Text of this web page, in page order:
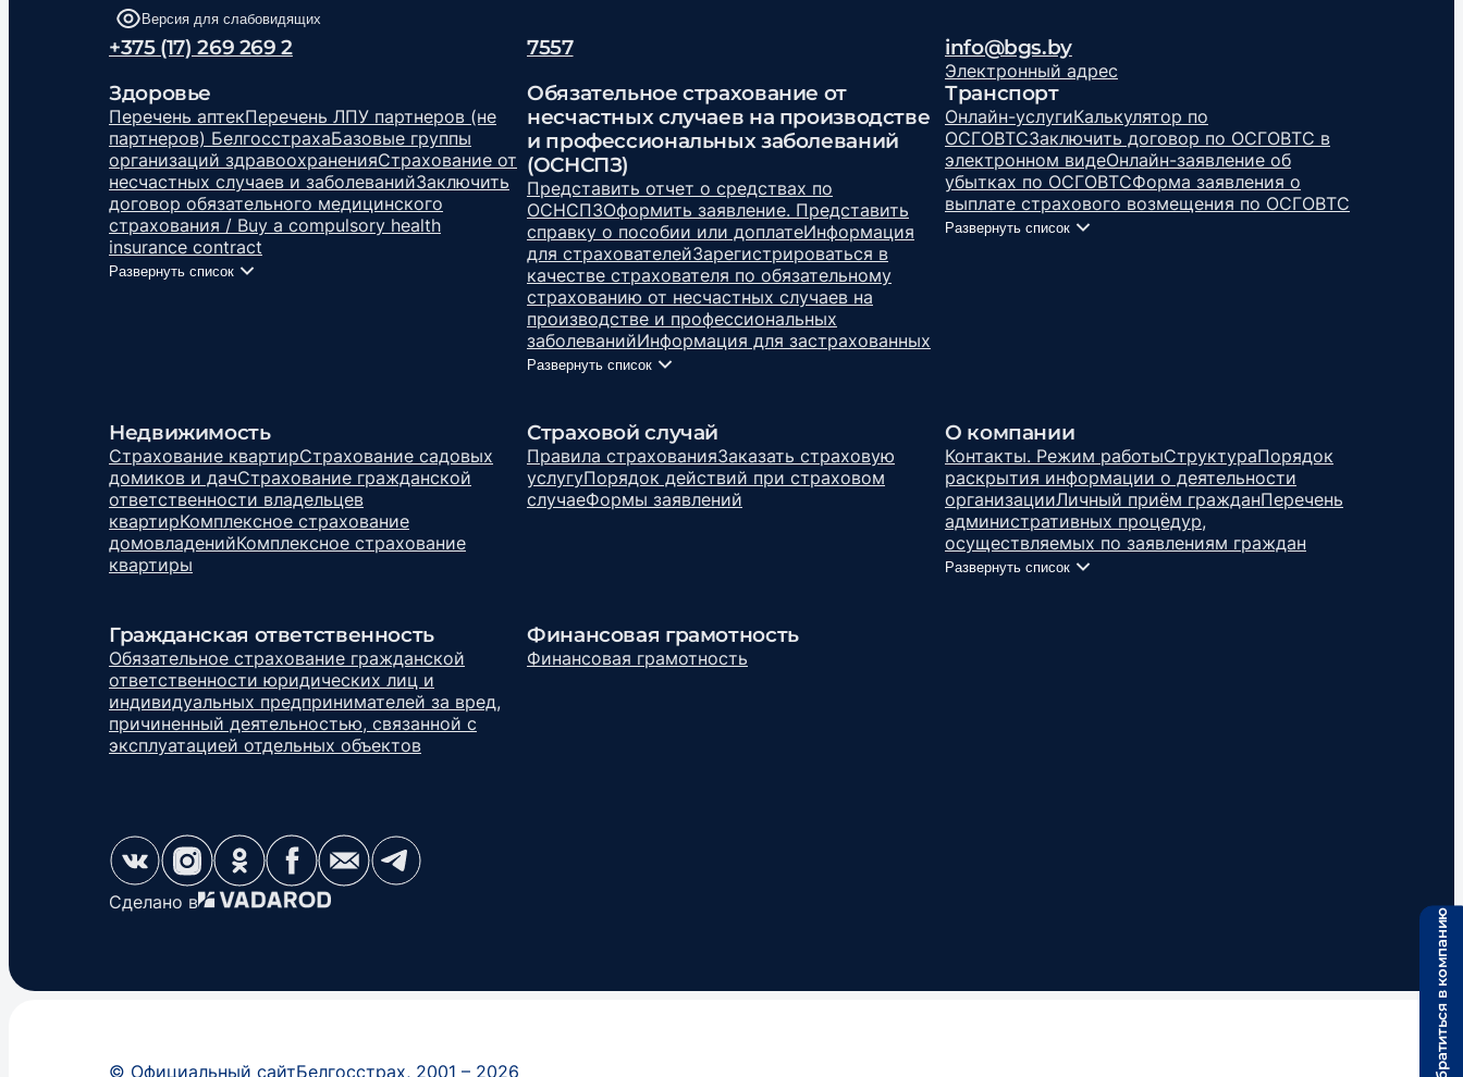
Версия для слабовидящих
+375 (17) 269 269 2 7557 info@bgs.by
Электронный адрес
Здоровье
Перечень аптекПеречень ЛПУ партнеров (не
партнеров) БелгосстрахаБазовые группы
организаций здравоохраненияСтрахование от
несчастных случаев и заболеванийЗаключить
договор обязательного медицинского
страхования / Buy a compulsory health
insurance contract
Развернуть список
Обязательное страхование от
несчастных случаев на производстве
и профессиональных заболеваний
(ОСНСПЗ)
Представить отчет о средствах по
ОСНСПЗОформить заявление. Представить
справку о пособии или доплатеИнформация
для страхователейЗарегистрироваться в
качестве страхователя по обязательному
страхованию от несчастных случаев на
производстве и профессиональных
заболеванийИнформация для застрахованных
Развернуть список
Транспорт
Онлайн-услугиКалькулятор по
ОСГОВТСЗаключить договор по ОСГОВТС в
электронном видеОнлайн-заявление об
убытках по ОСГОВТСФорма заявления о
выплате страхового возмещения по ОСГОВТС
Развернуть список
Недвижимость
Страхование квартирСтрахование садовых
домиков и дачСтрахование гражданской
ответственности владельцев
квартирКомплексное страхование
домовладенийКомплексное страхование
квартиры
Страховой случай
Правила страхованияЗаказать страховую
услугуПорядок действий при страховом
случаеФормы заявлений
О компании
Контакты. Режим работыСтруктураПорядок
раскрытия информации о деятельности
организацииЛичный приём гражданПеречень
административных процедур,
осуществляемых по заявлениям граждан
Развернуть список
Гражданская ответственность
Обязательное страхование гражданской
ответственности юридических лиц и
индивидуальных предпринимателей за вред,
причиненный деятельностью, связанной с
эксплуатацией отдельных объектов
Финансовая грамотность
Финансовая грамотность
Сделано в
© Официальный сайтБелгосстрах, 2001 – 2026 Обратиться в компанию